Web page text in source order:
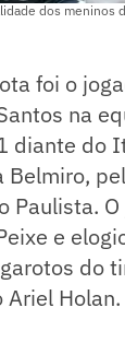
dos meninos
foi o
na
diante do
Belmiro,
Paulista.
e
do
Ariel Holan.